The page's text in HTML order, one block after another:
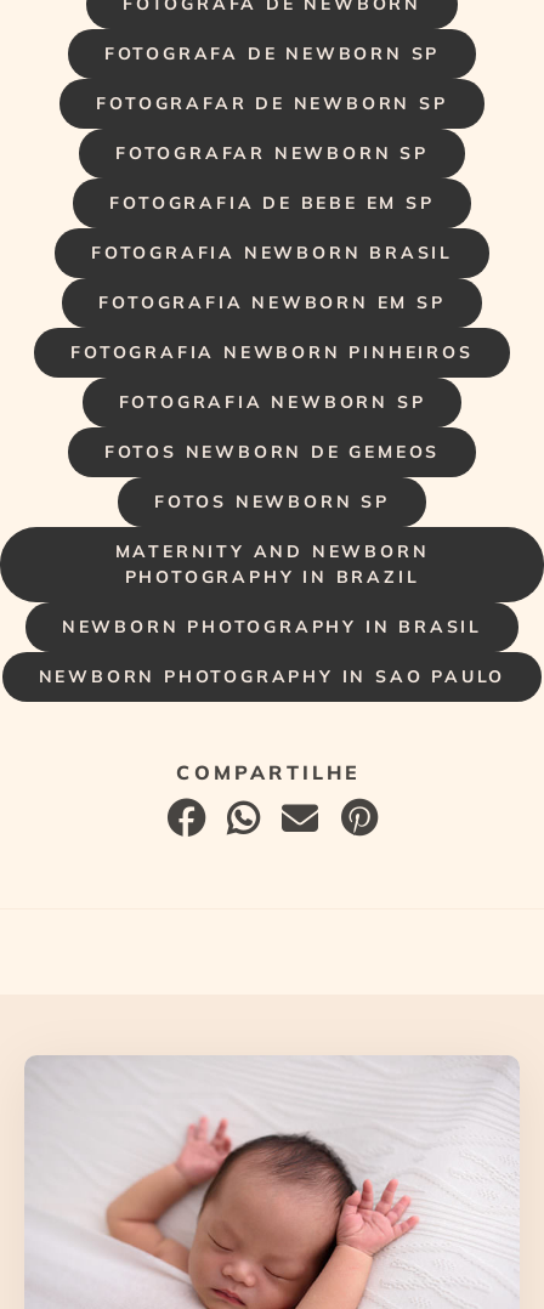
FOTOGRAFA DE NEWBORN SP
FOTOGRAFAR DE NEWBORN SP
FOTOGRAFAR NEWBORN SP
FOTOGRAFIA DE BEBE EM SP
FOTOGRAFIA NEWBORN BRASIL
FOTOGRAFIA NEWBORN EM SP
FOTOGRAFIA NEWBORN PINHEIROS
FOTOGRAFIA NEWBORN SP
FOTOS NEWBORN DE GEMEOS
FOTOS NEWBORN SP
MATERNITY AND NEWBORN
PHOTOGRAPHY IN BRAZIL
NEWBORN PHOTOGRAPHY IN BRASIL
NEWBORN PHOTOGRAPHY IN SAO PAULO